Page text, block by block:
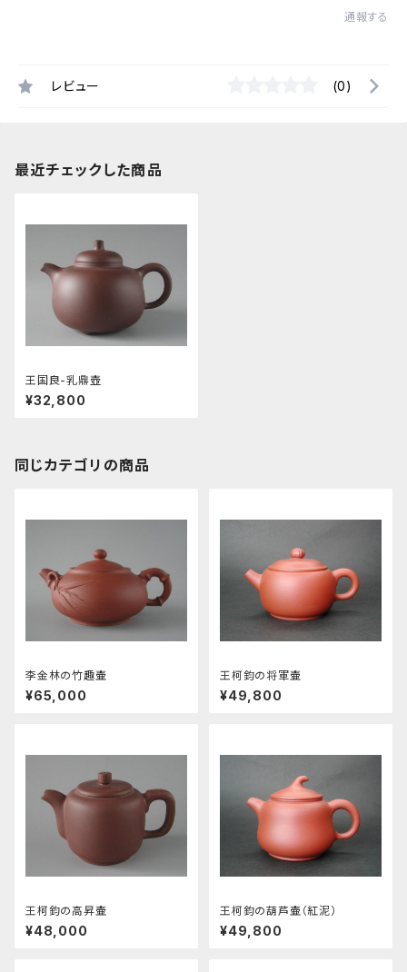
通報する
レビュー (0)
最近チェックした商品
王国良-乳鼎壺
¥32,800
同じカテゴリの商品
李金林の竹趣壷
¥65,000
王柯鈞の将軍壷
¥49,800
王柯鈞の高昇壷
¥48,000
王柯鈞の葫芦壷（紅泥）
¥49,800